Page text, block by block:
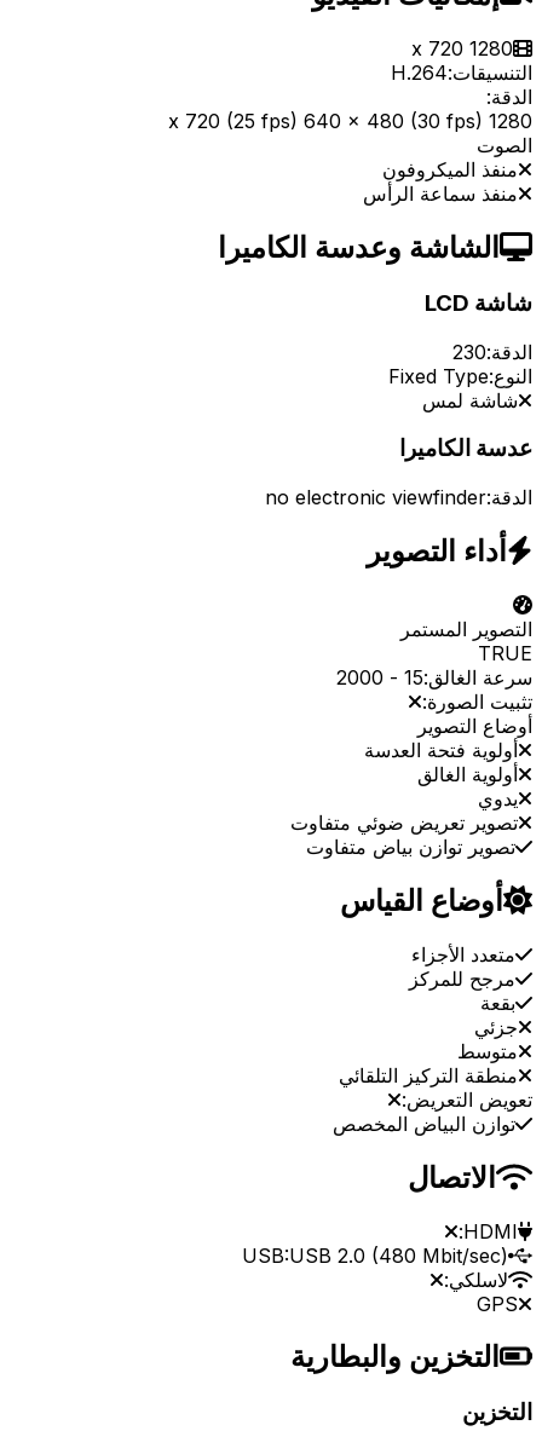
1280 x 720
التنسيقات:H.264
الدقة:
1280 x 720 (25 fps) 640 x 480 (30 fps)
الصوت
منفذ الميكروفون
منفذ سماعة الرأس
الشاشة وعدسة الكاميرا
شاشة LCD
الدقة:230
النوع:Fixed Type
شاشة لمس
عدسة الكاميرا
الدقة:no electronic viewfinder
أداء التصوير
التصوير المستمر
TRUE
سرعة الغالق:15
-
2000
تثبيت الصورة:
أوضاع التصوير
أولوية فتحة العدسة
أولوية الغالق
يدوي
تصوير تعريض ضوئي متفاوت
تصوير توازن بياض متفاوت
أوضاع القياس
متعدد الأجزاء
مرجح للمركز
بقعة
جزئي
متوسط
منطقة التركيز التلقائي
تعويض التعريض:
توازن البياض المخصص
الاتصال
HDMI:
USB:USB 2.0 (480 Mbit/sec)
لاسلكي:
GPS
التخزين والبطارية
التخزين